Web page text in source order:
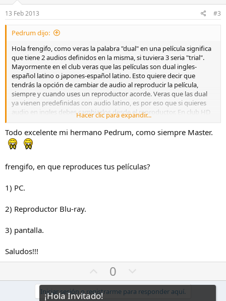
f
a
o
r
n
c
n
t
r
a
13 Feb 2013 #3
Pedrum dijo:
Hola frengifo, como veras la palabra "dual" en una película significa
que tiene 2 audios definidos en la misma, si tuviera 3 seria "trial".
Mayormente en el club veras que las películas son dual ingles-
español latino o japones-español latino. Esto quiere decir que
tendrás la opción de cambiar de audio al reproducir la película,
siempre y cuando uses un reproductor acorde. Veras que las dual
ya vienen predefinidas con audio latino, es por eso que si quieres
audio en ingles debes cambiarlos desde el reproductor. En club HD
se recomienda el uso del VLC, haz clicaquípara descargarlo y
conocer un poco del mismo. Si reproduces directamente desde un
BD pues puedes cambiar los audios desde las opciones de la
película.
Suerte y saludos! victory
Hacer clic para expandir...
Todo excelente mi hermano Pedrum, como siempre Master.
frengifo, en que reproduces tus películas?
1) PC.
2) Reproductor Blu-ray.
3) pantalla.
Saludos!!!
o
t
0
o
t
Iniciar sesión o registrarme para responder aquí.
¡Hola Invitado!